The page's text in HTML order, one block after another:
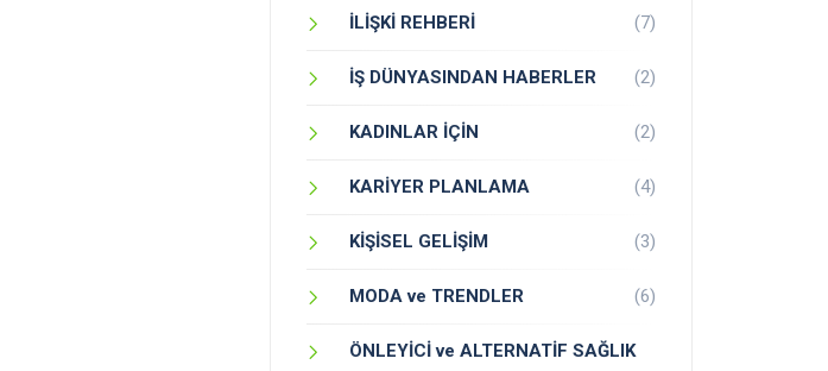
İLİŞKİ REHBERİ (7)
İŞ DÜNYASINDAN HABERLER (2)
KADINLAR İÇİN (2)
KARİYER PLANLAMA (4)
KİŞİSEL GELİŞİM (3)
MODA ve TRENDLER (6)
ÖNLEYİCİ ve ALTERNATİF SAĞLIK